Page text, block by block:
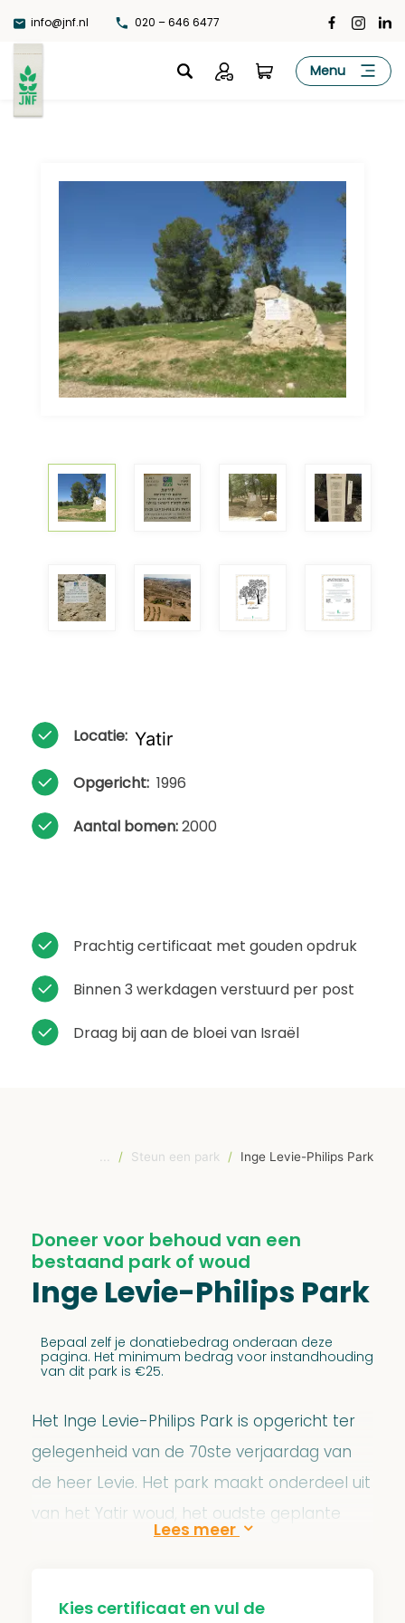
naar
de
inhoud
info@jnf.nl 020 – 646 6477
JNF Menu
Locatie: Yatir
Opgericht: 1996
Aantal bomen:2000
Prachtig certificaat met gouden opdruk
Binnen 3 werkdagen verstuurd per post
Draag bij aan de bloei van Israël
/ Steun een park / Inge Levie-Philips Park
Doneer voor behoud van een
bestaand park of woud
Inge Levie-Philips Park
Bepaal zelf je donatiebedrag onderaan deze
pagina. Het minimum bedrag voor instandhouding
van dit park is €25.
Het Inge Levie-Philips Park is opgericht ter
gelegenheid van de 70ste verjaardag van
de heer Levie. Het park maakt onderdeel uit
van het Yatir woud, het oudste geplante
woud in de Negev woestijn. Op 14 juli 1997 is
van diverse familieleden.
Kies certificaat en vul de